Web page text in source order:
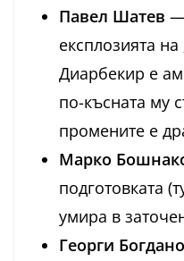
Павел Шатев —
експлозията на
Диарбекир е
по-късната му
промените е
Марко
подготовката
умира в
Георги